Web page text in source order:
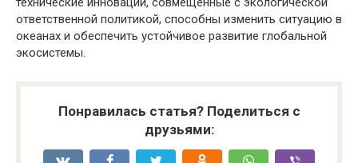
ответственной политикой, способны изменить ситуацию в
океанах и обеспечить устойчивое развитие глобальной
экосистемы.
Понравилась статья? Поделиться с
друзьями: